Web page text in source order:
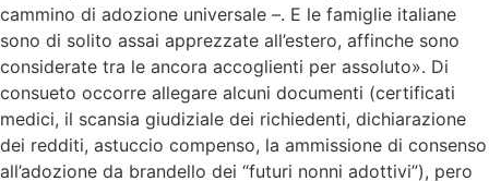
cammino di adozione universale –. E le famiglie italiane
sono di solito assai apprezzate all’estero, affinche sono
considerate tra le ancora accoglienti per assoluto». Di
consueto occorre allegare alcuni documenti (certificati
medici, il scansia giudiziale dei richiedenti, dichiarazione
dei redditi, astuccio compenso, la ammissione di consenso
all’adozione da brandello dei “futuri nonni adottivi”), pero